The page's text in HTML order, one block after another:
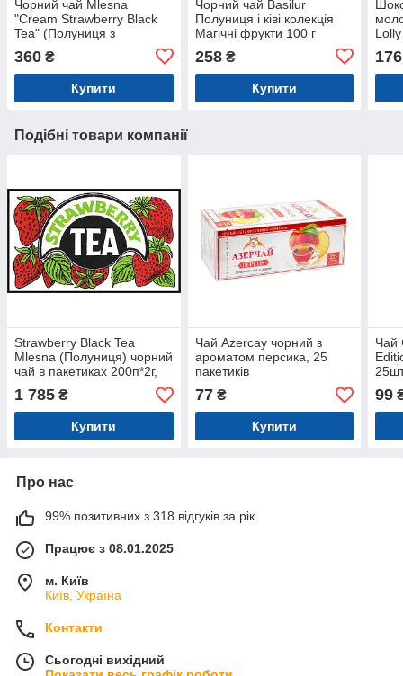
Чорний чай Mlesna
"Cream Strawberry Black
Tea" (Полуниця з
360 ₴
Купити
Чорний чай Basilur
Полуниця і ківі колекція
Магічні фрукти 100 г
258₴
Купити
176
Подібні товари компанії
Strawberry Black Tea
Mlesna (Полуниця) чорний
чай в пакетиках 200п*2г,
400 г
1 785 ₴
Купити
Чай Azercay чорний з
ароматом персика, 25
пакетиків
77₴
Купити
Чай
99
Про нас
99% позитивних з 318 відгуків за рік
Працює з 08.01.2025
м. Київ
Київ, Україна
Контакти
Сьогодні вихідний